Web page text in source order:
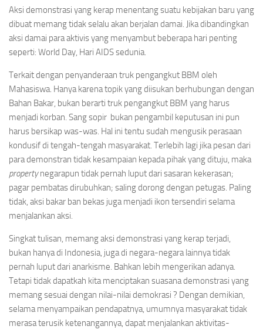
Aksi demonstrasi yang kerap menentang suatu kebijakan baru yang
dibuat memang tidak selalu akan berjalan damai. Jika dibandingkan
aksi damai para aktivis yang menyambut beberapa hari penting
seperti: World Day, Hari AIDS sedunia.
Terkait dengan penyanderaan truk pengangkut BBM oleh
Mahasiswa. Hanya karena topik yang diisukan berhubungan dengan
Bahan Bakar, bukan berarti truk pengangkut BBM yang harus
menjadi korban. Sang sopir bukan pengambil keputusan ini pun
harus bersikap was-was. Hal ini tentu sudah mengusik perasaan
kondusif di tengah-tengah masyarakat. Terlebih lagi jika pesan dari
para demonstran tidak kesampaian kepada pihak yang dituju, maka
propertynegarapun tidak pernah luput dari sasaran kekerasan;
pagar pembatas dirubuhkan; saling dorong dengan petugas. Paling
tidak, aksi bakar ban bekas juga menjadi ikon tersendiri selama
menjalankan aksi.
Singkat tulisan, memang aksi demonstrasi yang kerap terjadi,
bukan hanya di Indonesia, juga di negara-negara lainnya tidak
pernah luput dari anarkisme. Bahkan lebih mengerikan adanya.
Tetapi tidak dapatkah kita menciptakan suasana demonstrasi yang
memang sesuai dengan nilai-nilai demokrasi ? Dengan demikian,
selama menyampaikan pendapatnya, umumnya masyarakat tidak
merasa terusik ketenangannya, dapat menjalankan aktivitas-